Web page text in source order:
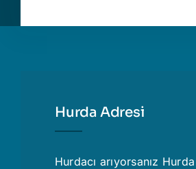
Hurda Adresi
Hurdacı arıyorsanız